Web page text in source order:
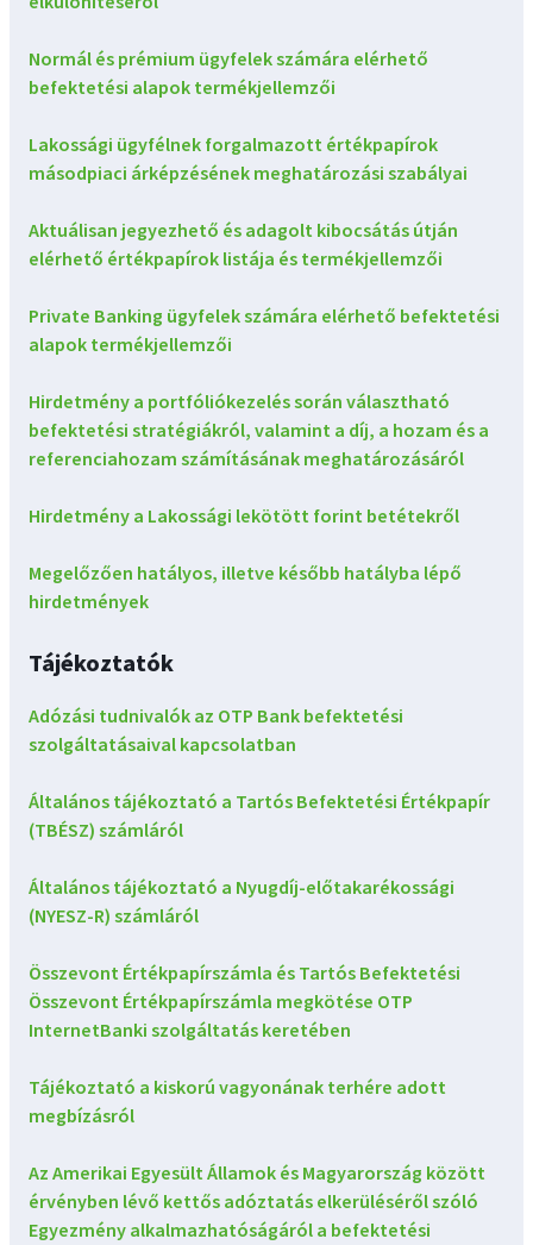
Normál és prémium ügyfelek számára elérhető
befektetési alapok termékjellemzői
Lakossági ügyfélnek forgalmazott értékpapírok
másodpiaci árképzésének meghatározási szabályai
Aktuálisan jegyezhető és adagolt kibocsátás útján
elérhető értékpapírok listája és termékjellemzői
Private Banking ügyfelek számára elérhető befektetési
alapok termékjellemzői
Hirdetmény a portfóliókezelés során választható
befektetési stratégiákról, valamint a díj, a hozam és a
referenciahozam számításának meghatározásáról
Hirdetmény a Lakossági lekötött forint betétekről
Megelőzően hatályos, illetve később hatályba lépő
hirdetmények
Tájékoztatók
Adózási tudnivalók az OTP Bank befektetési
szolgáltatásaival kapcsolatban
Általános tájékoztató a Tartós Befektetési Értékpapír
(TBÉSZ) számláról
Általános tájékoztató a Nyugdíj-előtakarékossági
(NYESZ-R) számláról
Összevont Értékpapírszámla és Tartós Befektetési
Összevont Értékpapírszámla megkötése OTP
InternetBanki szolgáltatás keretében
Tájékoztató a kiskorú vagyonának terhére adott
megbízásról
Az Amerikai Egyesült Államok és Magyarország között
érvényben lévő kettős adóztatás elkerüléséről szóló
Egyezmény alkalmazhatóságáról a befektetési